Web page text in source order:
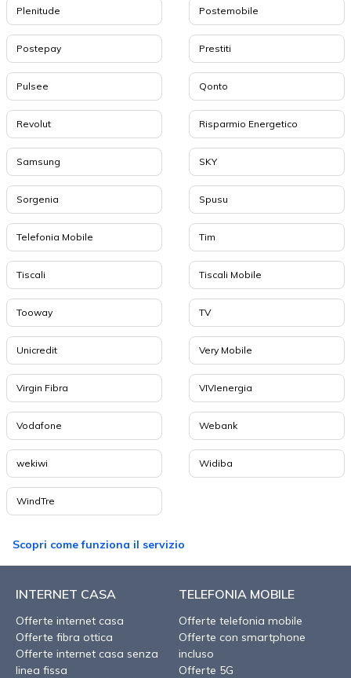
Plenitude Postemobile
Postepay Prestiti
Pulsee Qonto
Revolut Risparmio Energetico
Samsung SKY
Sorgenia Spusu
Telefonia Mobile Tim
Tiscali Tiscali Mobile
Tooway TV
Unicredit Very Mobile
Virgin Fibra VIVIenergia
Vodafone Webank
wekiwi Widiba
WindTre
Scopri come funziona il servizio
INTERNET CASA
Offerte internet casa
Offerte fibra ottica
Offerte internet casa senza
linea fissa
TELEFONIA MOBILE
Offerte telefonia mobile
Offerte con smartphone
incluso
Offerte 5G